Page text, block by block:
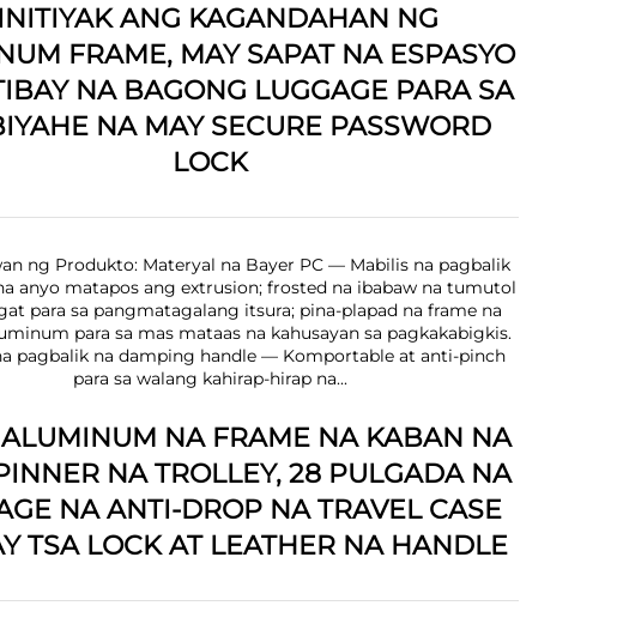
ANG KAGANDAHAN NG
FRAME, MAY SAPAT NA ESPASYO
NA BAGONG LUGGAGE PARA SA
NA MAY SECURE PASSWORD
LOCK
ng Produkto: Materyal na Bayer PC — Mabilis na pagbalik
anyo matapos ang extrusion; frosted na ibabaw na tumutol
para sa pangmatagalang itsura; pina-plapad na frame na
para sa mas mataas na kahusayan sa pagkakabigkis.
pagbalik na damping handle — Komportable at anti-pinch
para sa walang kahirap-hirap na...
NA FRAME NA KABAN NA
NA TROLLEY, 28 PULGADA NA
NA ANTI-DROP NA TRAVEL CASE
TSA LOCK AT LEATHER NA HANDLE